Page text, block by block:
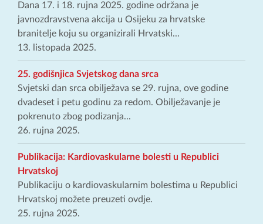
Dana 17. i 18. rujna 2025. godine održana je
javnozdravstvena akcija u Osijeku za hrvatske
branitelje koju su organizirali Hrvatski...
13. listopada 2025.
25. godišnjica Svjetskog dana srca
Svjetski dan srca obilježava se 29. rujna, ove godine
dvadeset i petu godinu za redom. Obilježavanje je
pokrenuto zbog podizanja...
26. rujna 2025.
Publikacija: Kardiovaskularne bolesti u Republici
Hrvatskoj
Publikaciju o kardiovaskularnim bolestima u Republici
Hrvatskoj možete preuzeti ovdje.
25. rujna 2025.